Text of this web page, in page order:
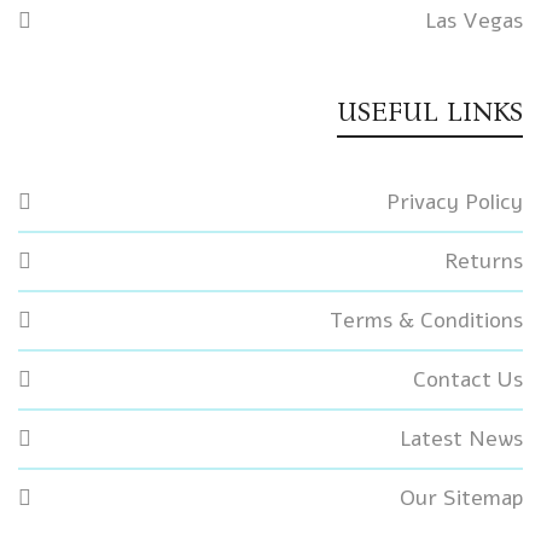
Las Vegas
USEFUL LINKS
Privacy Policy
Returns
Terms & Conditions
Contact Us
Latest News
Our Sitemap